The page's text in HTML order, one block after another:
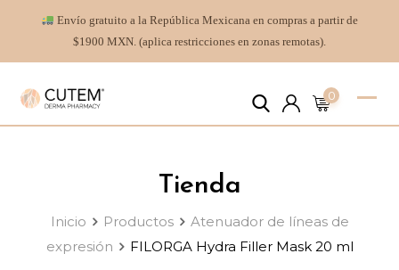
Envío gratuito a la República Mexicana en compras a partir de
$1900 MXN. (aplica restricciones en zonas remotas).
0
Tienda
Inicio Productos
Atenuador de líneas de
expresión
FILORGA Hydra Filler Mask 20 ml